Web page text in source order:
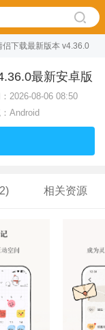
下载最新版本 v4.36.0
最新安卓版
2026-08-06 08:50
Android
相关资源